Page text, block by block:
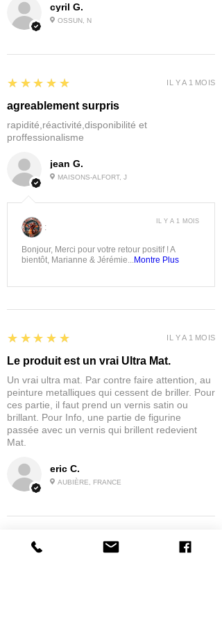
cyril G.
OSSUN, N
jean G.
MAISONS-ALFORT, J
5
★★★★★
agreablement surpris
rapidité,réactivité,disponibilité et
proffessionalisme
IL Y A 1 MOIS
:
Bonjour, Merci pour votre retour positif ! A
bientôt, Marianne & Jérémie...Montre Plus
IL Y A 1 MOIS
eric C.
AUBIÈRE, FRANCE
5
★★★★★
Le produit est un vrai Ultra Mat.
Un vrai ultra mat. Par contre faire attention, au
peinture metalliques qui cessent de briller. Pour
ces partie, il faut prend un vernis satin ou
brillant. Pour Info, une partie de figurine
passée avec un vernis qui brillent redevient
Mat.
IL Y A 1 MOIS
★★★★★ IL Y A 1 MOIS